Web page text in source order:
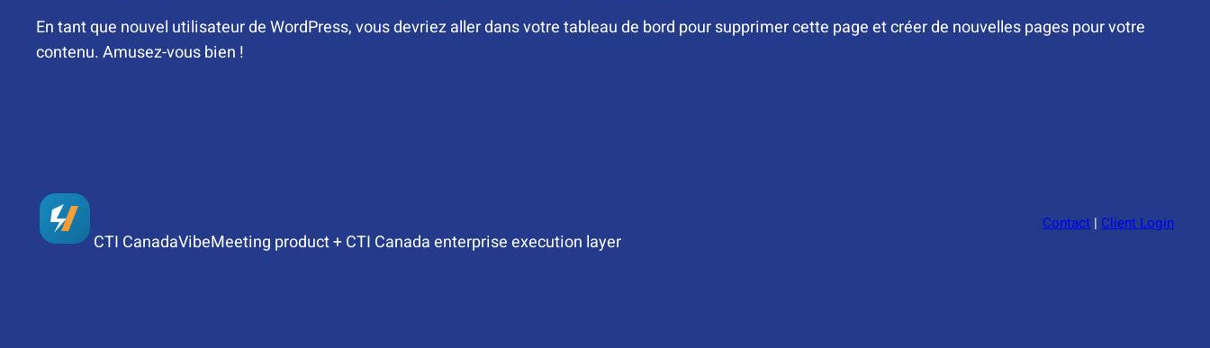
En tant que nouvel utilisateur de WordPress, vous devriez aller dans votre tableau de bord pour supprimer cette page et créer de nouvelles pages pour votre
contenu. Amusez-vous bien !
CTI CanadaVibeMeeting product + CTI Canada enterprise execution layer
Contact | Client Login